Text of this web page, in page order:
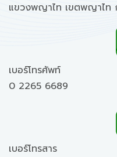
แขวงพญาไท เขตพญาไท
เบอร์โทรศัพท์
0 2265 6689
เบอร์โทรสาร